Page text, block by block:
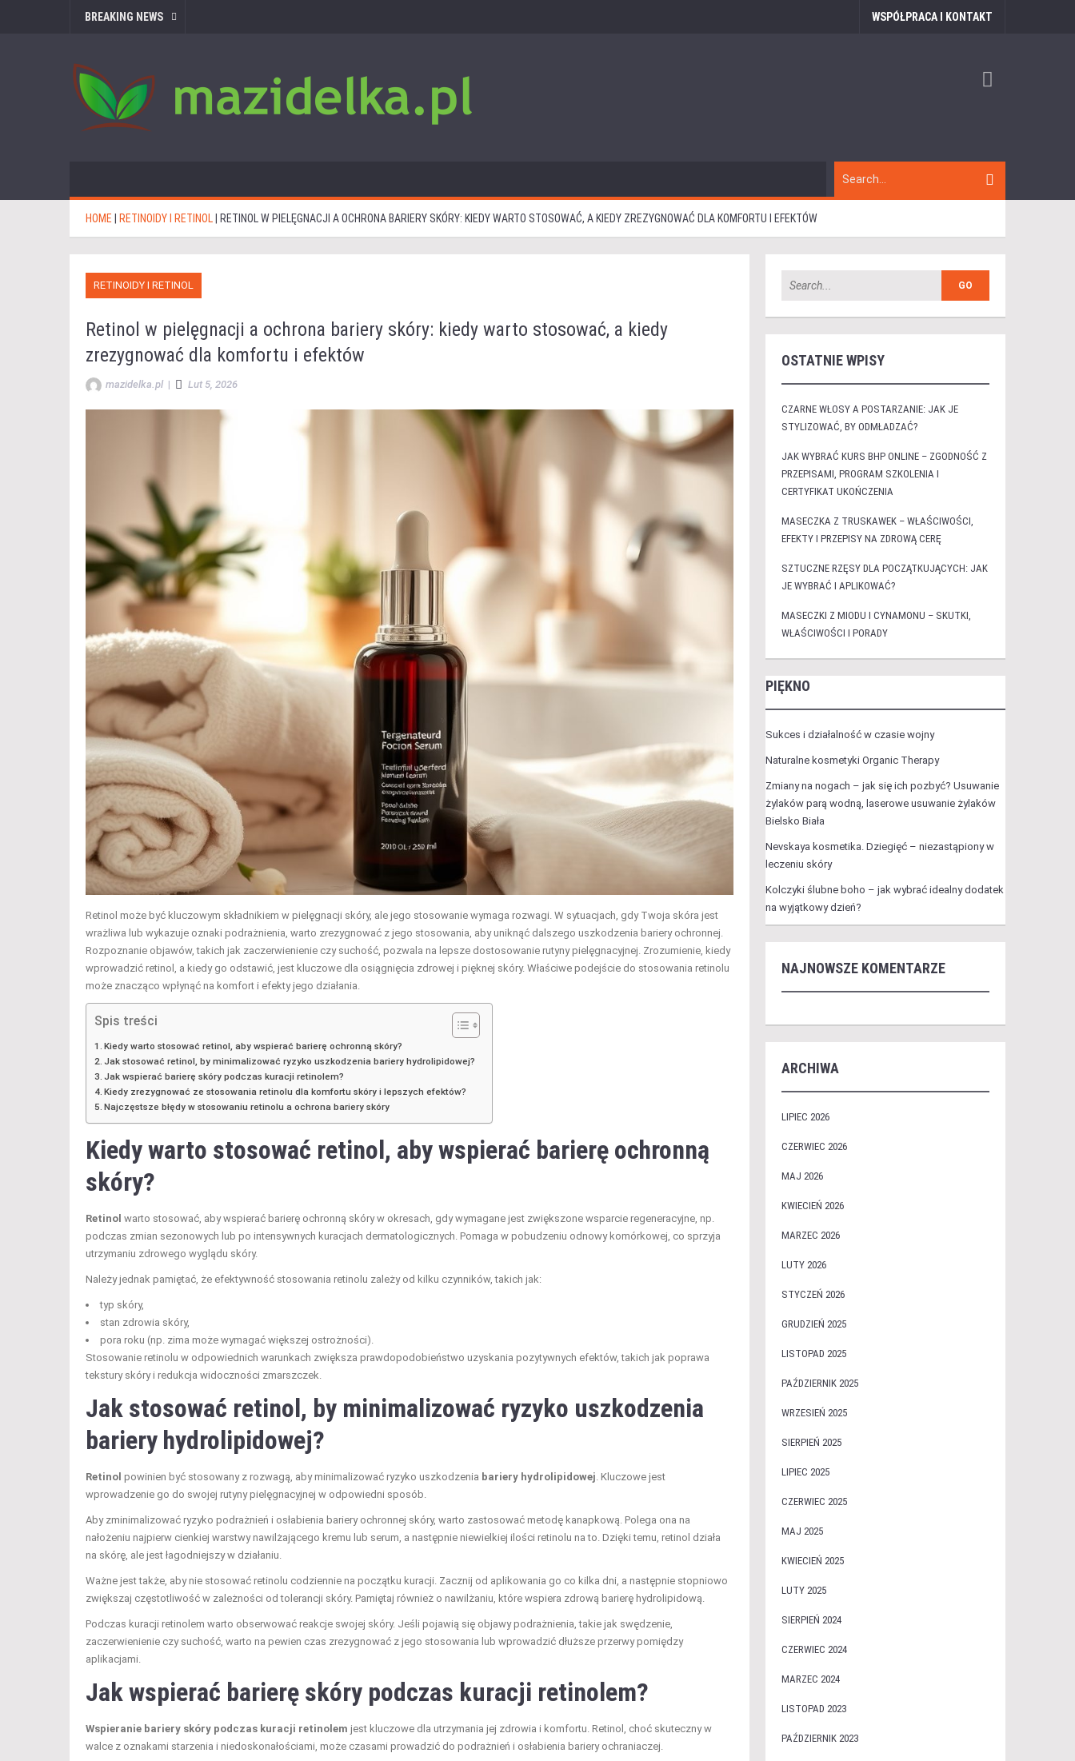
BREAKING NEWS WSPÓŁPRACA I KONTAKT
HOME RETINOIDY I RETINOL RETINOL W PIELĘGNACJI A OCHRONA BARIERY SKÓRY: KIEDY WARTO STOSOWAĆ, A KIEDY ZREZYGNOWAĆ DLA KOMFORTU I EFEKTÓW
RETINOIDY I RETINOL
Retinol w pielęgnacji a ochrona bariery skóry: kiedy warto stosować, a kiedy
zrezygnować dla komfortu i efektów
mazidelka.pl | Lut 5, 2026
Retinol może być kluczowym składnikiem w pielęgnacji skóry, ale jego stosowanie wymaga rozwagi. W sytuacjach, gdy Twoja skóra jest
wrażliwa lub wykazuje oznaki podrażnienia, warto zrezygnować z jego stosowania, aby uniknąć dalszego uszkodzenia bariery ochronnej.
Rozpoznanie objawów, takich jak zaczerwienienie czy suchość, pozwala na lepsze dostosowanie rutyny pielęgnacyjnej. Zrozumienie, kiedy
wprowadzić retinol, a kiedy go odstawić, jest kluczowe dla osiągnięcia zdrowej i pięknej skóry. Właściwe podejście do stosowania retinolu
może znacząco wpłynąć na komfort i efekty jego działania.
Spis treści
Kiedy warto stosować retinol, aby wspierać barierę ochronną skóry?
Jak stosować retinol, by minimalizować ryzyko uszkodzenia bariery hydrolipidowej?
Jak wspierać barierę skóry podczas kuracji retinolem?
Kiedy zrezygnować ze stosowania retinolu dla komfortu skóry i lepszych efektów?
Najczęstsze błędy w stosowaniu retinolu a ochrona bariery skóry
Kiedy warto stosować retinol, aby wspierać barierę ochronną
skóry?
Retinol warto stosować, aby wspierać barierę ochronną skóry w okresach, gdy wymagane jest zwiększone wsparcie regeneracyjne, np.
podczas zmian sezonowych lub po intensywnych kuracjach dermatologicznych. Pomaga w pobudzeniu odnowy komórkowej, co sprzyja
utrzymaniu zdrowego wyglądu skóry.
Należy jednak pamiętać, że efektywność stosowania retinolu zależy od kilku czynników, takich jak:
typ skóry,
stan zdrowia skóry,
pora roku (np. zima może wymagać większej ostrożności).
Stosowanie retinolu w odpowiednich warunkach zwiększa prawdopodobieństwo uzyskania pozytywnych efektów, takich jak poprawa
tekstury skóry i redukcja widoczności zmarszczek.
Jak stosować retinol, by minimalizować ryzyko uszkodzenia
bariery hydrolipidowej?
Retinol powinien być stosowany z rozwagą, aby minimalizować ryzyko uszkodzenia bariery hydrolipidowej. Kluczowe jest
wprowadzenie go do swojej rutyny pielęgnacyjnej w odpowiedni sposób.
Aby zminimalizować ryzyko podrażnień i osłabienia bariery ochronnej skóry, warto zastosować metodę kanapkową. Polega ona na
nałożeniu najpierw cienkiej warstwy nawilżającego kremu lub serum, a następnie niewielkiej ilości retinolu na to. Dzięki temu, retinol działa
na skórę, ale jest łagodniejszy w działaniu.
Ważne jest także, aby nie stosować retinolu codziennie na początku kuracji. Zacznij od aplikowania go co kilka dni, a następnie stopniowo
zwiększaj częstotliwość w zależności od tolerancji skóry. Pamiętaj również o nawilżaniu, które wspiera zdrową barierę hydrolipidową.
Podczas kuracji retinolem warto obserwować reakcje swojej skóry. Jeśli pojawią się objawy podrażnienia, takie jak swędzenie,
zaczerwienienie czy suchość, warto na pewien czas zrezygnować z jego stosowania lub wprowadzić dłuższe przerwy pomiędzy
aplikacjami.
Jak wspierać barierę skóry podczas kuracji retinolem?
Wspieranie bariery skóry podczas kuracji retinolem jest kluczowe dla utrzymania jej zdrowia i komfortu. Retinol, choć skuteczny w
walce z oznakami starzenia i niedoskonałościami, może czasami prowadzić do podrażnień i osłabienia bariery ochraniaczej.
OSTATNIE WPISY
CZARNE WŁOSY A POSTARZANIE: JAK JE
STYLIZOWAĆ, BY ODMŁADZAĆ?
JAK WYBRAĆ KURS BHP ONLINE – ZGODNOŚĆ Z
PRZEPISAMI, PROGRAM SZKOLENIA I
CERTYFIKAT UKOŃCZENIA
MASECZKA Z TRUSKAWEK – WŁAŚCIWOŚCI,
EFEKTY I PRZEPISY NA ZDROWĄ CERĘ
SZTUCZNE RZĘSY DLA POCZĄTKUJĄCYCH: JAK
JE WYBRAĆ I APLIKOWAĆ?
MASECZKI Z MIODU I CYNAMONU – SKUTKI,
WŁAŚCIWOŚCI I PORADY
PIĘKNO
Sukces i działalność w czasie wojny
Naturalne kosmetyki Organic Therapy
Zmiany na nogach – jak się ich pozbyć? Usuwanie
żylaków parą wodną, laserowe usuwanie żylaków
Bielsko Biała
Nevskaya kosmetika. Dziegięć – niezastąpiony w
leczeniu skóry
Kolczyki ślubne boho – jak wybrać idealny dodatek
na wyjątkowy dzień?
NAJNOWSZE KOMENTARZE
ARCHIWA
LIPIEC 2026
CZERWIEC 2026
MAJ 2026
KWIECIEŃ 2026
MARZEC 2026
LUTY 2026
STYCZEŃ 2026
GRUDZIEŃ 2025
LISTOPAD 2025
PAŹDZIERNIK 2025
WRZESIEŃ 2025
SIERPIEŃ 2025
LIPIEC 2025
CZERWIEC 2025
MAJ 2025
KWIECIEŃ 2025
LUTY 2025
SIERPIEŃ 2024
CZERWIEC 2024
MARZEC 2024
LISTOPAD 2023
PAŹDZIERNIK 2023